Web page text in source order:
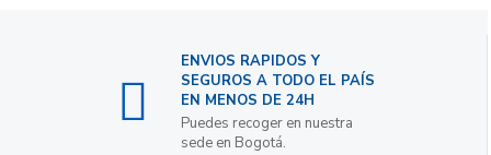
ENVIOS RAPIDOS Y
SEGUROS A TODO EL PAÍS
EN MENOS DE 24H
Puedes recoger en nuestra
sede en Bogotá.